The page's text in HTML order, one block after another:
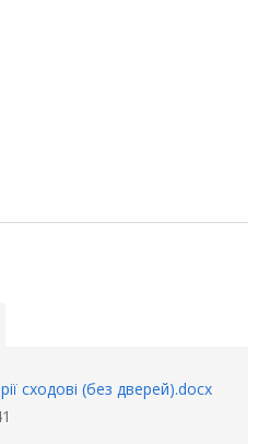
сходові (без дверей).docx